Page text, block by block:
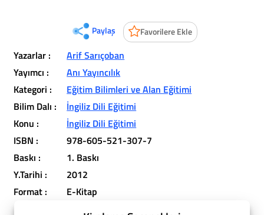
Paylaş Favorilere Ekle
Yazarlar :
Arif Sarıçoban
Yayımcı :
Anı Yayıncılık
Kategori :
Eğitim Bilimleri ve Alan Eğitimi
Bilim Dalı :
İngiliz Dili Eğitimi
Konu :
İngiliz Dili Eğitimi
ISBN :
978-605-521-307-7
Baskı :
1. Baskı
Y.Tarihi :
2012
Format :
E-Kitap